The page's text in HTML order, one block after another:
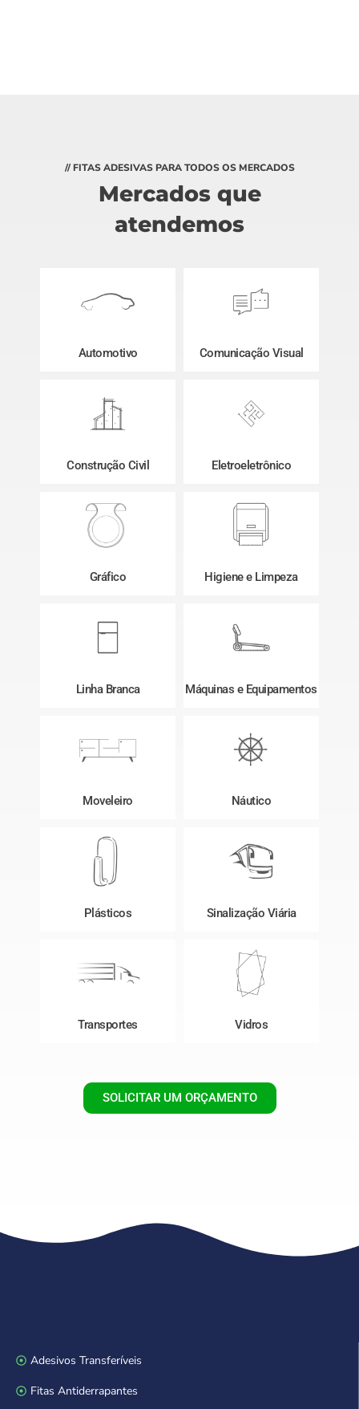
// FITAS ADESIVAS PARA TODOS OS MERCADOS
Mercados que
atendemos
Automotivo Comunicação Visual
Construção Civil Eletroeletrônico
Gráfico Higiene e Limpeza
Linha Branca Máquinas e Equipamentos
Moveleiro Náutico
Plásticos Sinalização Viária
Transportes Vidros
SOLICITAR UM ORÇAMENTO
Adesivos Transferíveis
Fitas Antiderrapantes